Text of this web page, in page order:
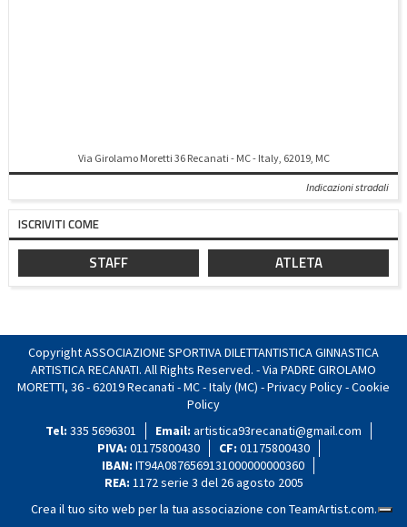
Via Girolamo Moretti 36 Recanati - MC - Italy, 62019, MC
Indicazioni stradali
ISCRIVITI COME
STAFF ATLETA
Copyright ASSOCIAZIONE SPORTIVA DILETTANTISTICA GINNASTICA
ARTISTICA RECANATI. All Rights Reserved. - Via PADRE GIROLAMO
MORETTI, 36 - 62019 Recanati - MC - Italy (MC) -Privacy Policy-Cookie
Policy
Tel: 335 5696301 Email: artistica93recanati@gmail.com
PIVA: 01175800430 CF: 01175800430
IBAN: IT94A0876569131000000000360
REA: 1172 serie 3 del 26 agosto 2005
Crea il tuo sito web per la tua associazione con TeamArtist.com.